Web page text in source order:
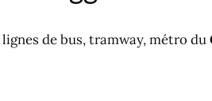
lignes de bus, tramway, métro du